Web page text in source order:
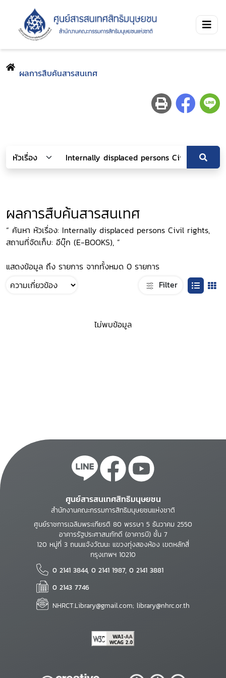
ผลการสืบค้นสารสนเทศ
ผลการสืบค้นสารสนเทศ
“ ค้นหา หัวเรื่อง: Internally displaced persons Civil rights,
สถานที่จัดเก็บ: อีบุ๊ก (E-BOOKS), ”
แสดงข้อมูล ถึง รายการ จากทั้งหมด 0 รายการ
Filter
ไม่พบข้อมูล
ศูนย์สารสนเทศสิทธิมนุษยชน
สำนักงานคณะกรรมการสิทธิมนุษยชนแห่งชาติ
ศูนย์ราชการเฉลิมพระเกียรติ 80 พรรษา 5 ธันวาคม 2550
อาคารรัฐประศาสนภักดี (อาคารบี) ชั้น 7
120 หมู่ที่ 3 ถนนแจ้งวัฒนะ แขวงทุ่งสองห้อง เขตหลักสี่
กรุงเทพฯ 10210
0 2141 3844, 0 2141 1987, 0 2141 3881
0 2143 7746
NHRCT.Library@gmail.com; library@nhrc.or.th